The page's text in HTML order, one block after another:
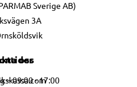
Sverige AB)
3A
oss
– 09:00 - 17:00